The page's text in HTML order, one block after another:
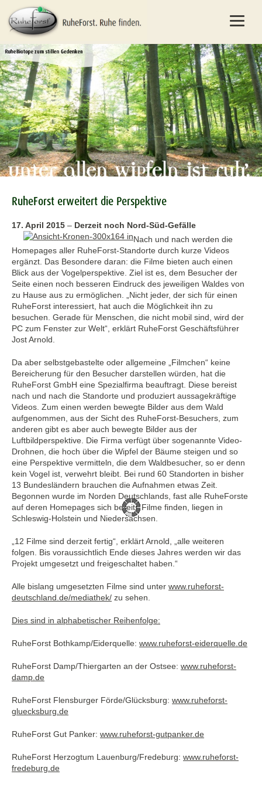
RuheForst erweitert die Perspektive
17. April 2015 – Derzeit noch Nord-Süd-Gefälle
Nach und nach werden die
Homepages aller RuheForst-Standorte durch kurze Videos
ergänzt. Das Besondere daran: die Filme bieten auch einen
Blick aus der Vogelperspektive. Ziel ist es, dem Besucher der
Seite einen noch besseren Eindruck des jeweiligen Waldes von
zu Hause aus zu ermöglichen. „Nicht jeder, der sich für einen
RuheForst interessiert, hat auch die Möglichkeit ihn zu
besuchen. Gerade für Menschen, die nicht mobil sind, wird der
PC zum Fenster zur Welt“, erklärt RuheForst Geschäftsführer
Jost Arnold.
Da aber selbstgebastelte oder allgemeine „Filmchen“ keine
Bereicherung für den Besucher darstellen würden, hat die
RuheForst GmbH eine Spezialfirma beauftragt. Diese bereist
nach und nach die Standorte und produziert aussagekräftige
Videos. Zum einen werden bewegte Bilder aus dem Wald
aufgenommen, aus der Sicht des RuheForst-Besuchers, zum
anderen gibt es aber auch bewegte Bilder aus der
Luftbildperspektive. Die Firma verfügt über sogenannte Video-
Drohnen, die hoch über die Wipfel der Bäume steigen und so
eine Perspektive vermitteln, die dem Waldbesucher, so er denn
kein Vogel ist, verwehrt bleibt. Bei rund 60 Standorten in bisher
13 Bundesländern brauchen die Aufnahmen etwas Zeit.
Begonnen wurde im Norden Deutschlands, fast alle RuheForste
auf deren Homepages sich bereits Filme finden, liegen in
Schleswig-Holstein und Niedersachsen.
„12 Filme sind derzeit fertig“, erklärt Arnold, „alle weiteren
folgen. Bis voraussichtlich Ende dieses Jahres werden wir das
Projekt umgesetzt und freigeschaltet haben.“
Alle bislang umgesetzten Filme sind unter www.ruheforst-
deutschland.de/mediathek/ zu sehen.
Dies sind in alphabetischer Reihenfolge:
RuheForst Bothkamp/Eiderquelle: www.ruheforst-eiderquelle.de
RuheForst Damp/Thiergarten an der Ostsee: www.ruheforst-
damp.de
RuheForst Flensburger Förde/Glücksburg: www.ruheforst-
gluecksburg.de
RuheForst Gut Panker: www.ruheforst-gutpanker.de
RuheForst Herzogtum Lauenburg/Fredeburg: www.ruheforst-
fredeburg.de